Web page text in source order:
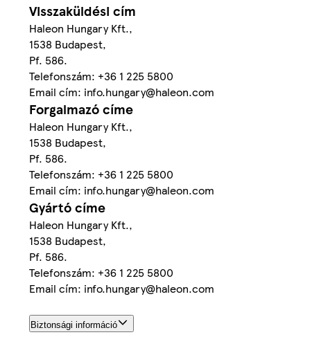
Visszaküldési cím
Haleon Hungary Kft.,
1538 Budapest,
Pf. 586.
Telefonszám: +36 1 225 5800
Email cím: info.hungary@haleon.com
Forgalmazó címe
Haleon Hungary Kft.,
1538 Budapest,
Pf. 586.
Telefonszám: +36 1 225 5800
Email cím: info.hungary@haleon.com
Gyártó címe
Haleon Hungary Kft.,
1538 Budapest,
Pf. 586.
Telefonszám: +36 1 225 5800
Email cím: info.hungary@haleon.com
Biztonsági információ